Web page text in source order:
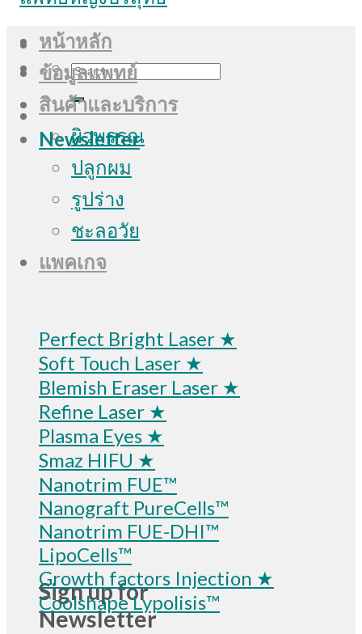
Search
for:
Newsletter
Sign up for
Newsletter
หน้าหลัก
ข้อมูลแพทย์
สินค้าและบริการ
ผิวพรรณ
ปลูกผม
รูปร่าง
ชะลอวัย
แพคเกจ
Perfect Bright Laser ★
Soft Touch Laser ★
Blemish Eraser Laser ★
Refine Laser ★
Plasma Eyes ★
Smaz HIFU ★
Nanotrim FUE™
Nanograft PureCells™
Nanotrim FUE-DHI™
LipoCells™
Growth factors Injection ★
Coolshape Lypolisis™